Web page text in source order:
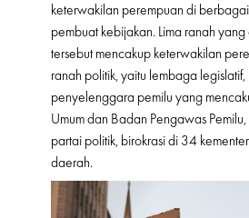
keterwakilan perempuan di
pembuat kebijakan. Lima ranah
tersebut mencakup keterwakilan
ranah politik, yaitu lembaga
penyelenggara pemilu yang
Umum dan Badan Pengawas
partai politik, birokrasi di 34
daerah.